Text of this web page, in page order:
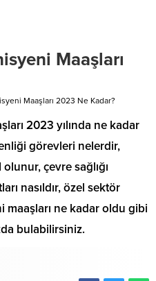
Maaşları
Maaşları 2023 Ne Kadar?
2023 yılında ne kadar
görevleri nelerdir,
çevre sağlığı
nasıldır, özel sektör
maaşları ne kadar oldu gibi
bulabilirsiniz.